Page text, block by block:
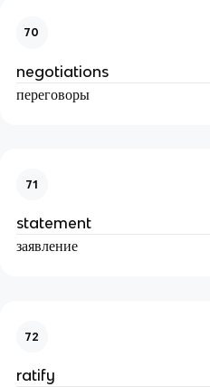
70
negotiations
переговоры
71
statement
заявление
72
ratify